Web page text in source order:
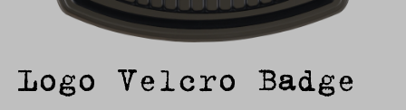
Logo Velcro Badge